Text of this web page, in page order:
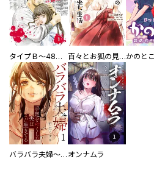
タイプＢ～48時間後、致死率100％～【単話】 百々とお狐の見習い巫女生活【単行本版】
バラバラ夫婦～手足をなくした夫はまだ生きてる オンナムラ